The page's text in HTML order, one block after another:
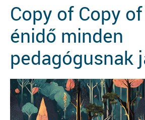
Copy of Copy
énidő minden
pedagógusnak